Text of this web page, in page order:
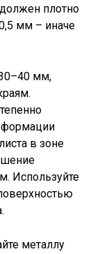
плотно
мм – иначе
мм,
в зоне
Используйте
металлу